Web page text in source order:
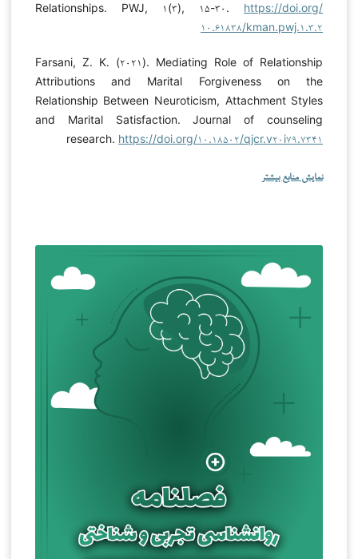
Relationships. PWJ, ۱(۳), ۱۵-۳۰. https://doi.org/
۱۰.۶۱۸۳۸/kman.pwj.۱.۳.۲
Farsani, Z. K. (۲۰۲۱). Mediating Role of Relationship
Attributions and Marital Forgiveness on the
Relationship Between Neuroticism, Attachment Styles
and Marital Satisfaction. Journal of counseling
research. https://doi.org/۱۰.۱۸۵۰۲/qjcr.v۲۰i۷۹.۷۳۴۱
نمایش منابع بیشتر